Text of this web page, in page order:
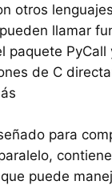
otros
llamar
paquete PyCall
de C
para
puede